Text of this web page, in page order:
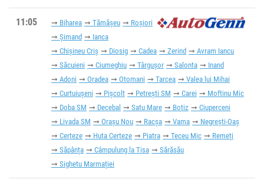
11:05 Biharea Tămășeu
Roșiori
Șimand
Ianca
Chișineu Criș
Diosig Cadea Zerind
Avram Iancu
Săcuieni
Ciumeghiu Târgușor Salonta
Inand
Adoni
Oradea Otomani Tarcea
Valea lui Mihai
Curtuiușeni
Pișcolt Petrești SM Carei
Moftinu Mic
Doba SM
Decebal Satu Mare Botiz
Ciuperceni
Livada SM
Orașu Nou Racșa Vama
Negrești-Oaș
Certeze
Huta Certeze Piatra Teceu Mic
Remeți
Săpânța
Câmpulung la Tisa
Sărăsău
Sighetu Marmației